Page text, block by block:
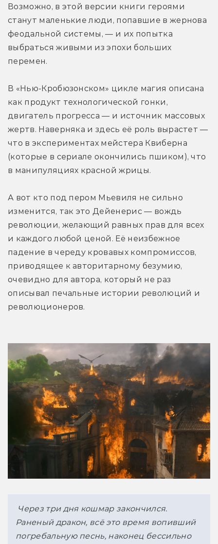
Возможно, в этой версии книги героями
станут маленькие люди, попавшие в жернова
феодальной системы, — и их попытка
выбраться живыми из эпохи больших
перемен.
В «Нью-Кробюзонском» цикле магия описана
как продукт технологической гонки,
двигатель прогресса — и источник массовых
жертв. Наверняка и здесь её роль вырастет —
что в экспериментах мейстера Квиберна
(которые в сериале окончились пшиком), что
в манипуляциях красной жрицы.
А вот кто под пером Мьевиля не сильно
изменится, так это Дейенерис — вождь
революции, желающий равных прав для всех
и каждого любой ценой. Её неизбежное
падение в череду кровавых компромиссов,
приводящее к авторитарному безумию,
очевидно для автора, который не раз
описывал печальные истории революций и
революционеров.
Через три дня кошмар закончился.
Раненый дракон, всё это время вопивший
погребальную песнь, наконец бессильно